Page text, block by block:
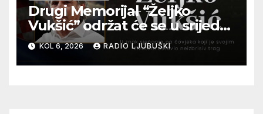
Drugi Memorijal “Željko
Vukšić” održat će se u srijedu
12. kolovoza u Otoku
KOL 6, 2026 RADIO LJUBUŠKI